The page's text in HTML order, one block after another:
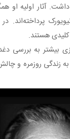
داشت. آثار اولیه
هستند.
بیشتر به بررسی
زندگی روزمره و